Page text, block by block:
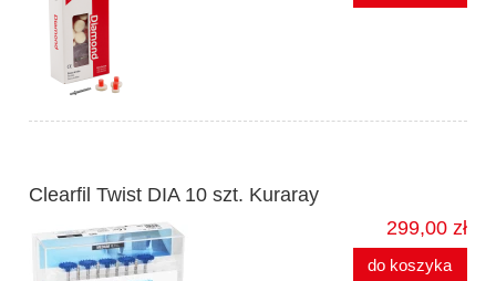
Clearfil Twist DIA 10 szt. Kuraray
299,00 zł
do koszyka